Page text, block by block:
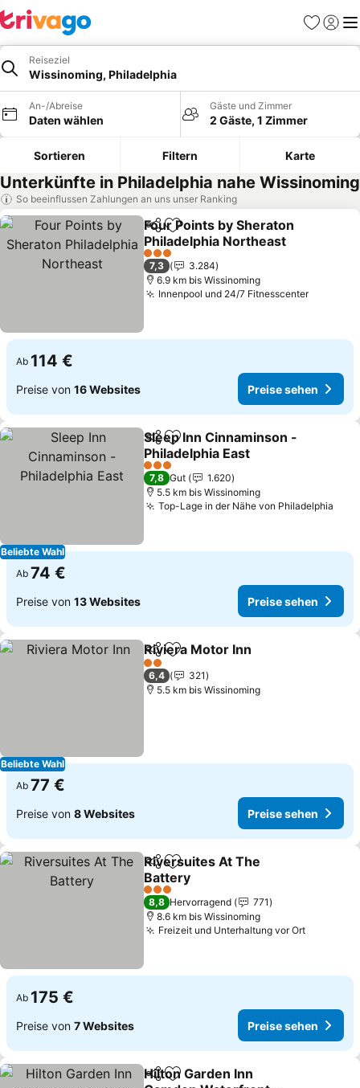
Favoriten
Reiseziel
Wissinoming, Philadelphia
An-/Abreise
Daten wählen
Gäste und Zimmer
2 Gäste, 1 Zimmer
Sortieren Filtern Karte
Unterkünfte in Philadelphia nahe Wissinoming
So beeinflussen Zahlungen an uns unser Ranking
TeilenZu Favoriten hinzufügen
Four Points by Sheraton
Philadelphia Northeast
3 Sterne
7,3
3.284
6.9 km bis Wissinoming
Innenpool und 24/7 Fitnesscenter
Ab 114 €
Preise von 16 Websites Preise sehen
Beliebte Wahl
TeilenZu Favoriten hinzufügen
Sleep Inn Cinnaminson -
Philadelphia East
3 Sterne
7,8 Gut
1.620
5.5 km bis Wissinoming
Top-Lage in der Nähe von Philadelphia
Ab 74 €
Preise von 13 Websites Preise sehen
Beliebte Wahl
TeilenZu Favoriten hinzufügen
Riviera Motor Inn
2 Sterne
6,4
321
5.5 km bis Wissinoming
Ab 77 €
Preise von 8 Websites Preise sehen
TeilenZu Favoriten hinzufügen
Riversuites At The
Battery
3 Sterne
8,8 Hervorragend
771
8.6 km bis Wissinoming
Freizeit und Unterhaltung vor Ort
Ab 175 €
Preise von 7 Websites Preise sehen
TeilenZu Favoriten hinzufügen
Hilton Garden Inn